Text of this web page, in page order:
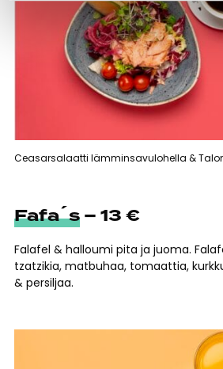
Ceasarsalaatti lämminsavulohella &
Fafa´s – 13 €
Falafel & halloumi pita ja juoma.
tzatzikia, matbuhaa, tomaattia,
& persiljaa.